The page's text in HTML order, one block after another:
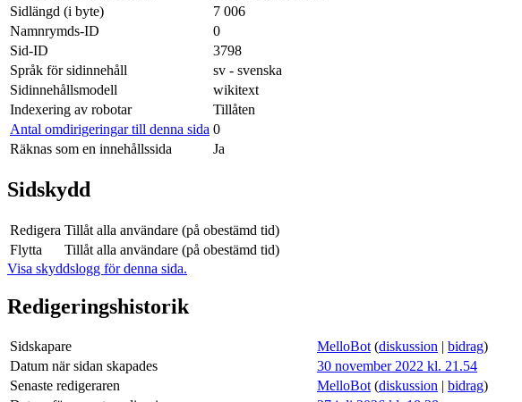
Sidlängd (i byte)
7 006
Namnrymds-ID
0
Sid-ID
3798
Språk för sidinnehåll
sv - svenska
Sidinnehållsmodell
wikitext
Indexering av robotar
Tillåten
Antal omdirigeringar till denna sida 0
Räknas som en innehållssida
Ja
Sidskydd
Redigera Tillåt alla användare (på obestämd tid)
Flytta
Tillåt alla användare (på obestämd tid)
Visa skyddslogg för denna sida.
Redigeringshistorik
Sidskapare MelloBot (diskussion | bidrag)
Datum när sidan skapades
30 november 2022 kl. 21.54
Senaste redigeraren
MelloBot (diskussion | bidrag)